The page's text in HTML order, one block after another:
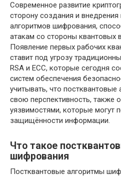
Современное развитие
сторону создания и внедрения
алгоритмов шифрования,
атакам со стороны квантовых
Появление первых рабочих
ставит под угрозу
RSA и ECC, которые сегодня
систем обеспечения
учитывать, что
свою перспективность, также
уязвимостями, которые могут
защищённости информации.
Что такое
шифрования
Постквантовые алгоритмы